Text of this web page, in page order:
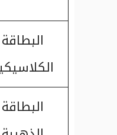
البطاقة
البطاقة